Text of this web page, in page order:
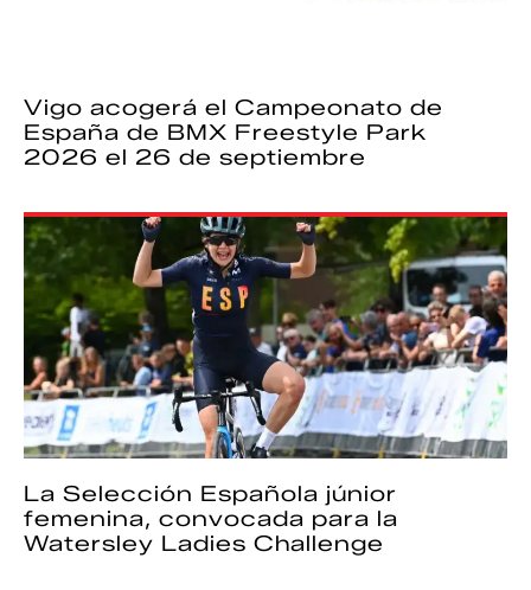
Vigo acogerá el Campeonato de
España de BMX Freestyle Park
2026 el 26 de septiembre
La Selección Española júnior
femenina, convocada para la
Watersley Ladies Challenge